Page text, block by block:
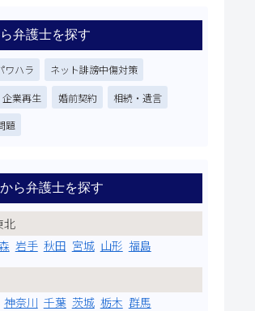
弁護士を探す
ワハラ ネット誹謗中傷対策
企業再生 婚前契約 相続・遺言
題
ら弁護士を探す
北
岩手 秋田 宮城 山形 福島
神奈川 千葉 茨城 栃木 群馬